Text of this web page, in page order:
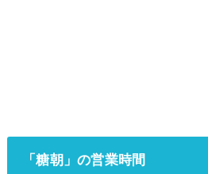
「糖朝」の営業時間